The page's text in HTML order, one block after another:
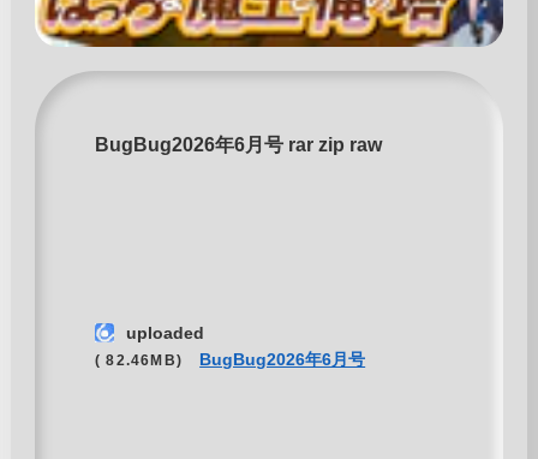
BugBug2026年6月号 rar zip raw
uploaded
( 82.46MB) BugBug2026年6月号